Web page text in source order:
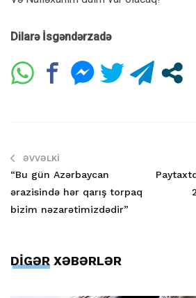
Dilarə İsgəndərzadə
ƏVVƏLKI
“Bu gün Azərbaycan
ərazisində hər qarış torpaq
bizim nəzarətimizdədir”
DİGƏR XƏBƏRLƏR